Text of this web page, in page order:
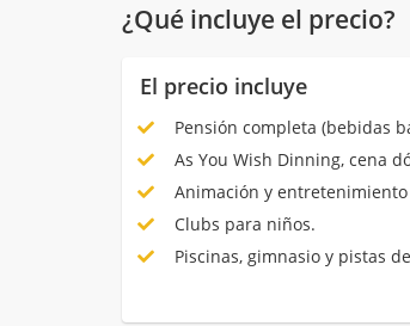
¿Qué incluye el precio?
El precio incluye
Pensión completa (bebidas
As You Wish Dinning, cena
Animación y
Clubs para niños.
Piscinas, gimnasio y pistas